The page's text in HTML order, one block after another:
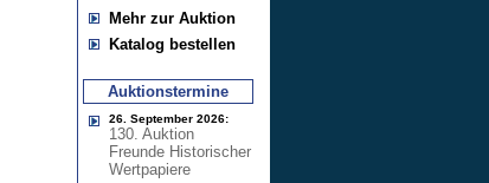
Mehr zur Auktion
Katalog bestellen
Auktionstermine
26. September 2026:
130. Auktion
Freunde Historischer
Wertpapiere